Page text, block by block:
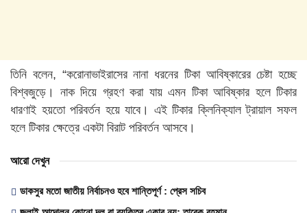
তিনি বলেন, “করোনাভাইরাসের নানা ধরনের টিকা আবিষ্কারের চেষ্টা হচ্ছে
বিশ্বজুড়ে। নাক দিয়ে গ্রহণ করা যায় এমন টিকা আবিষ্কার হলে টিকার
ধারণাই হয়তো পরিবর্তন হয়ে যাবে। এই টিকার ক্লিনিক্যাল ট্রায়াল সফল
হলে টিকার ক্ষেত্রে একটা বিরাট পরিবর্তন আসবে।
আরো দেখুন
ডাকসুর মতো জাতীয় নির্বাচনও হবে শান্তিপূর্ণ : প্রেস সচিব